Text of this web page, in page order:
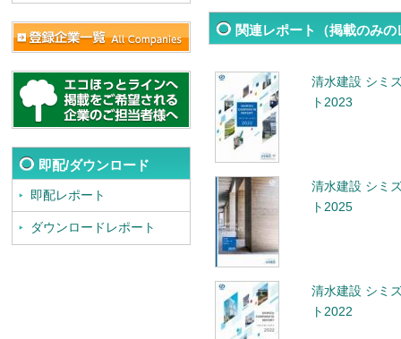
即配/ダウンロード
即配レポート
ダウンロードレポート
関連レポート（掲載のみ
清水建設 シミ
ト2023
清水建設 シミ
ト2025
清水建設 シミ
ト2022